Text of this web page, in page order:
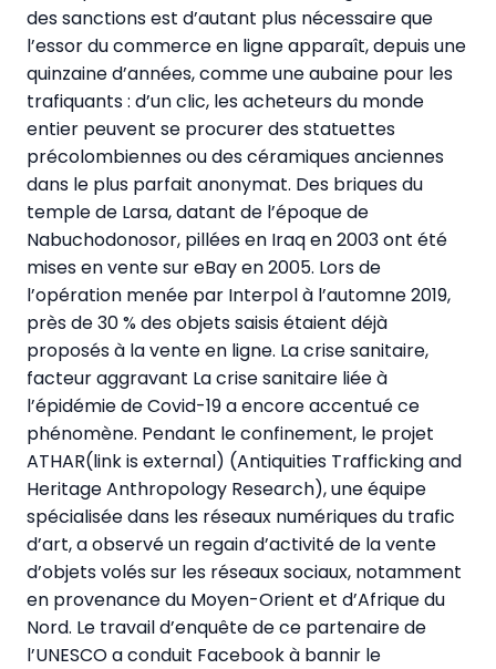
des sanctions est d’autant plus nécessaire que
l’essor du commerce en ligne apparaît, depuis une
quinzaine d’années, comme une aubaine pour les
trafiquants : d’un clic, les acheteurs du monde
entier peuvent se procurer des statuettes
précolombiennes ou des céramiques anciennes
dans le plus parfait anonymat. Des briques du
temple de Larsa, datant de l’époque de
Nabuchodonosor, pillées en Iraq en 2003 ont été
mises en vente sur eBay en 2005. Lors de
l’opération menée par Interpol à l’automne 2019,
près de 30 % des objets saisis étaient déjà
proposés à la vente en ligne. La crise sanitaire,
facteur aggravant La crise sanitaire liée à
l’épidémie de Covid-19 a encore accentué ce
phénomène. Pendant le confinement, le projet
ATHAR(link is external) (Antiquities Trafficking and
Heritage Anthropology Research), une équipe
spécialisée dans les réseaux numériques du trafic
d’art, a observé un regain d’activité de la vente
d’objets volés sur les réseaux sociaux, notamment
en provenance du Moyen-Orient et d’Afrique du
Nord. Le travail d’enquête de ce partenaire de
l’UNESCO a conduit Facebook à bannir le